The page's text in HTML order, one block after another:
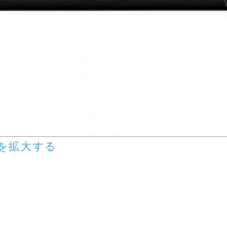
拡大する